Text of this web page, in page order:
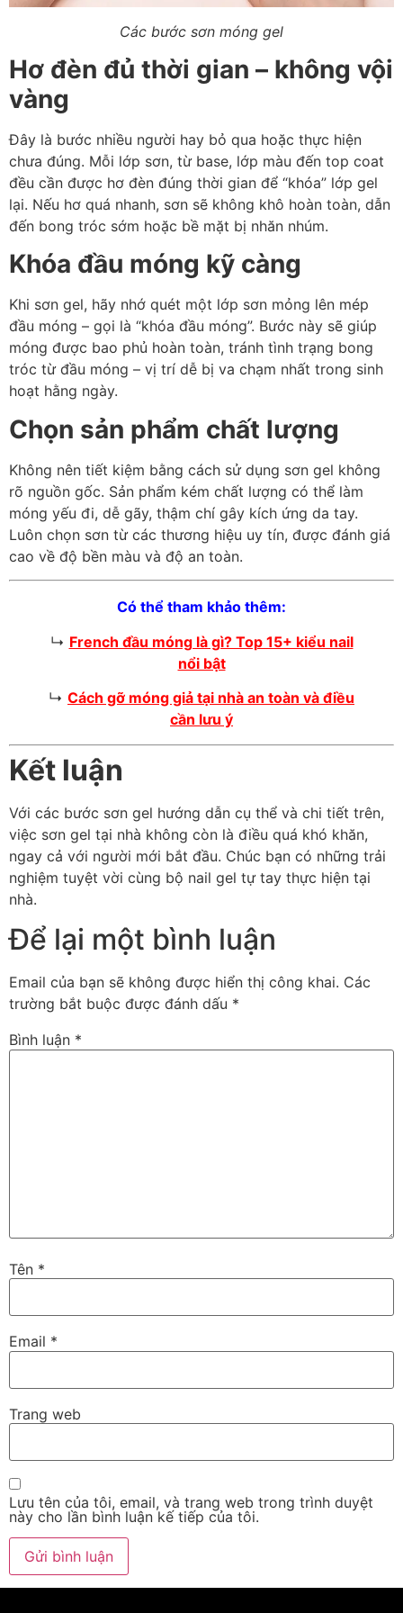
Các bước sơn móng gel
Hơ đèn đủ thời gian – không vội
vàng
Đây là bước nhiều người hay bỏ qua hoặc thực hiện
chưa đúng. Mỗi lớp sơn, từ base, lớp màu đến top coat
đều cần được hơ đèn đúng thời gian để “khóa” lớp gel
lại. Nếu hơ quá nhanh, sơn sẽ không khô hoàn toàn, dẫn
đến bong tróc sớm hoặc bề mặt bị nhăn nhúm.
Khóa đầu móng kỹ càng
Khi sơn gel, hãy nhớ quét một lớp sơn mỏng lên mép
đầu móng – gọi là “khóa đầu móng”. Bước này sẽ giúp
móng được bao phủ hoàn toàn, tránh tình trạng bong
tróc từ đầu móng – vị trí dễ bị va chạm nhất trong sinh
hoạt hằng ngày.
Chọn sản phẩm chất lượng
Không nên tiết kiệm bằng cách sử dụng sơn gel không
rõ nguồn gốc. Sản phẩm kém chất lượng có thể làm
móng yếu đi, dễ gãy, thậm chí gây kích ứng da tay.
Luôn chọn sơn từ các thương hiệu uy tín, được đánh giá
cao về độ bền màu và độ an toàn.
Có thể tham khảo thêm:
↳ French đầu móng là gì? Top 15+ kiểu nail
nổi bật
↳ Cách gỡ móng giả tại nhà an toàn và điều
cần lưu ý
Kết luận
Với các bước sơn gel hướng dẫn cụ thể và chi tiết trên,
việc sơn gel tại nhà không còn là điều quá khó khăn,
ngay cả với người mới bắt đầu. Chúc bạn có những trải
nghiệm tuyệt vời cùng bộ nail gel tự tay thực hiện tại
nhà.
Để lại một bình luận
Email của bạn sẽ không được hiển thị công khai. Các
trường bắt buộc được đánh dấu *
Bình luận *
Tên *
Email *
Trang web
Lưu tên của tôi, email, và trang web trong trình duyệt
này cho lần bình luận kế tiếp của tôi.